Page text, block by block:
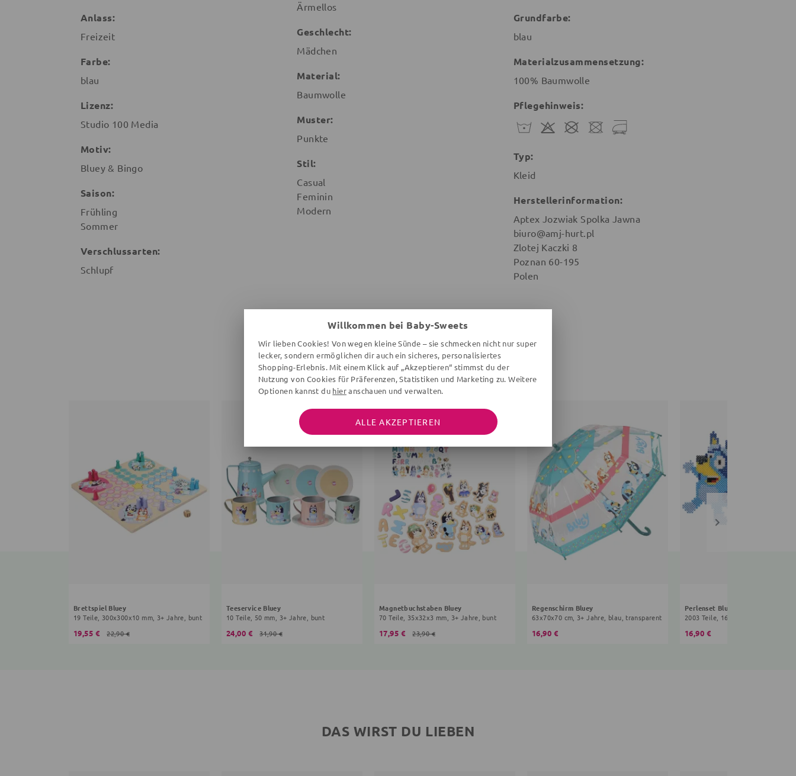
Anlass:
Freizeit
Farbe:
blau
Lizenz:
Studio 100 Media
Motiv:
Bluey & Bingo
Saison:
Frühling
Sommer
Verschlussarten:
Schlupf
Ärmellos
Geschlecht:
Mädchen
Material:
Baumwolle
Muster:
Punkte
Stil:
Casual
Feminin
Modern
Grundfarbe:
blau
Materialzusammensetzung:
100% Baumwolle
Pflegehinweis:
Typ:
Kleid
Herstellerinformation:
Aptex Jozwiak Spolka Jawna
biuro@amj-hurt.pl
Zlotej Kaczki 8
Poznan 60-195
Polen
WEITERE ARTIKEL DER MARKE
Brettspiel Bluey
19 Teile, 300x300x10 mm, 3+ Jahre, bunt
19,55 € 22,90 €
Teeservice Bluey
10 Teile, 50 mm, 3+ Jahre, bunt
24,00 € 31,90 €
Magnetbuchstaben Bluey
70 Teile, 35x32x3 mm, 3+ Jahre, bunt
17,95 € 23,90 €
Regenschirm Bluey
63x70x70 cm, 3+ Jahre, blau, transparent
16,90 €
Perlenset Bluey
2003 Teile, 16x10x0,5 cm, 3+
16,90 €
DAS WIRST DU LIEBEN
Willkommen bei Baby-Sweets
Wir lieben Cookies! Von wegen kleine Sünde – sie schmecken nicht nur super
lecker, sondern ermöglichen dir auch ein sicheres, personalisiertes
Shopping-Erlebnis. Mit einem Klick auf „Akzeptieren“ stimmst du der
Nutzung von Cookies für Präferenzen, Statistiken und Marketing zu. Weitere
Optionen kannst du hieranschauen und verwalten.
ALLE AKZEPTIEREN